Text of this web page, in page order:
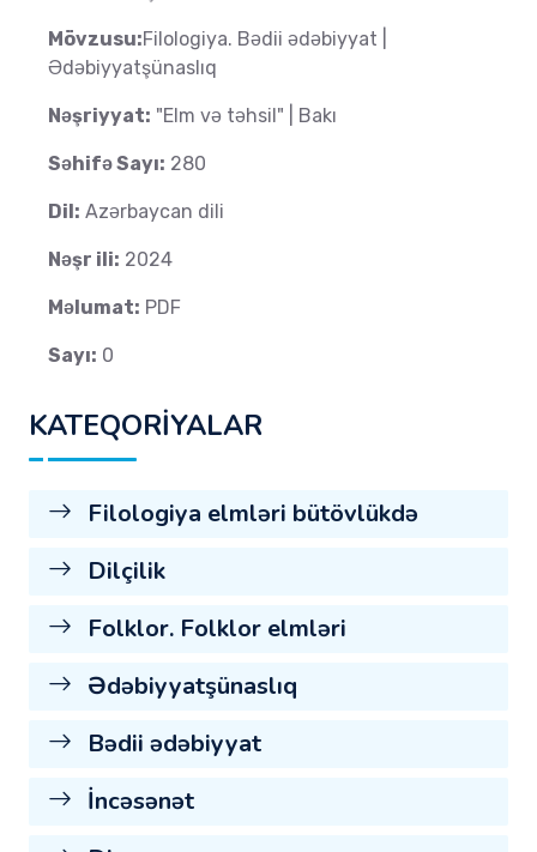
Mövzusu:Filologiya. Bədii ədəbiyyat |
Ədəbiyyatşünaslıq
Nəşriyyat: "Elm və təhsil" | Bakı
Səhifə Sayı: 280
Dil: Azərbaycan dili
Nəşr ili: 2024
Məlumat: PDF
Sayı: 0
KATEQORİYALAR
Filologiya elmləri bütövlükdə
Dilçilik
Folklor. Folklor elmləri
Ədəbiyyatşünaslıq
Bədii ədəbiyyat
İncəsənət